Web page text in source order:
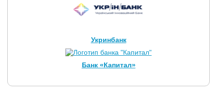
Укринбанк
Банк «Капитал»